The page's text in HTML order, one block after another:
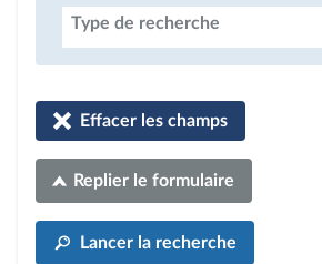
Type de recherche
Effacer les champs
Replier le formulaire
Lancer la recherche